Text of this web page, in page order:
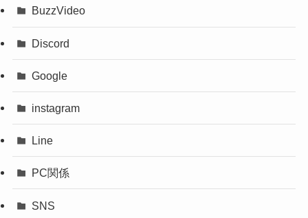
BuzzVideo
Discord
Google
instagram
Line
PC関係
SNS